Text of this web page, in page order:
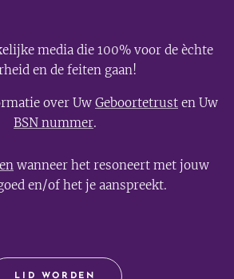
media die 100% voor de èchte
en de feiten gaan!
over Uw Geboortetrust en Uw
BSN nummer.
wanneer het resoneert met jouw
en/of het je aanspreekt.
LID WORDEN